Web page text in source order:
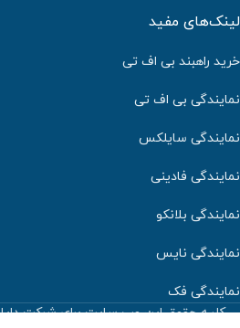
لینک‌های مفید
خرید راهبند بی اف تی
نمایندگی بی اف تی
نمایندگی سایلکس
نمایندگی فادینی
نمایندگی بلانکو
نمایندگی نایس
نمایندگی فک
کلیه حقوق این وب سایت برای شرکت